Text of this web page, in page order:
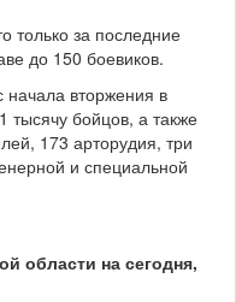
только за последние
до 150 боевиков.
вторжения в
тысячу бойцов, а также
173 арторудия, три
и специальной
области на сегодня,